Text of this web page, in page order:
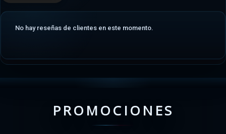
No hay reseñas de clientes en este momento.
PROMOCIONES